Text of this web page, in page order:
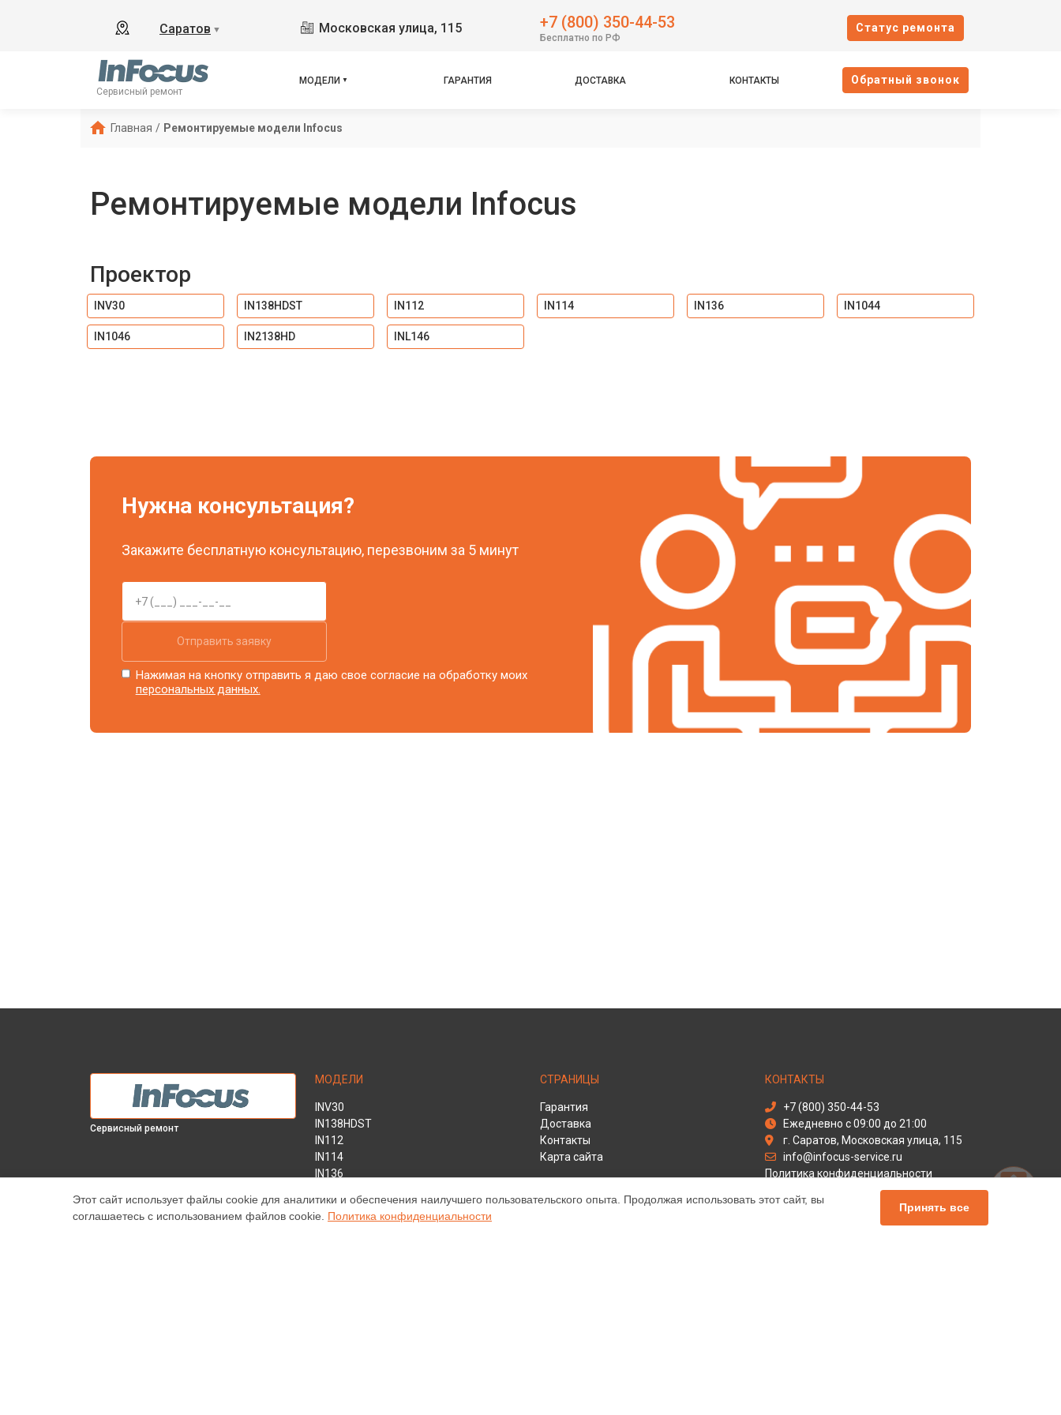
Саратов ▼ Московская улица, 115 +7 (800) 350-44-53
Бесплатно по РФ
Cтатус ремонта
Сервисный ремонт
МОДЕЛИ ГАРАНТИЯ ДОСТАВКА КОНТАКТЫ Oбратный звонок
Главная / Ремонтируемые модели Infocus
Ремонтируемые модели Infocus
Проектор
INV30 IN138HDST IN112 IN114 IN136 IN1044
IN1046 IN2138HD INL146
Нужна консультация?
Закажите бесплатную консультацию, перезвоним за 5 минут
Отправить заявку
Нажимая на кнопку отправить я даю свое согласие на обработку моих
персональных данных.
Сервисный ремонт
МОДЕЛИ
INV30
IN138HDST
IN112
IN114
IN136
IN1046
IN2138HD
СТРАНИЦЫ
Гарантия
Доставка
Контакты
Карта сайта
КОНТАКТЫ
+7 (800) 350-44-53
Ежедневно с 09:00 до 21:00
г. Саратов, Московская улица, 115
info@infocus-service.ru
Политика конфиденциальности
Способы оплаты
Этот сайт использует файлы cookie для аналитики и обеспечения наилучшего пользовательского опыта. Продолжая использовать этот сайт, вы
соглашаетесь с использованием файлов cookie. Политика конфиденциальности
Принять все